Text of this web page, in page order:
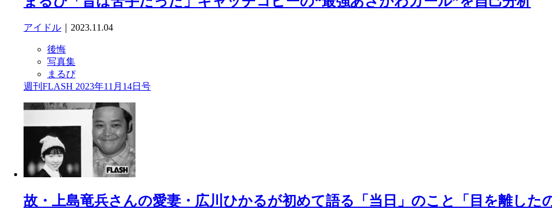
アイドル ｜2023.11.04
後悔
写真集
まるぴ
週刊FLASH 2023年11月14日号
故・上島竜兵さんの愛妻・広川ひかるが初めて語る「当日」のこと「目を離した